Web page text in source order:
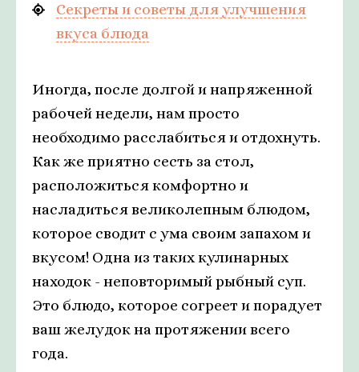
Секреты и советы для улучшения
вкуса блюда
Иногда, после долгой и напряженной
рабочей недели, нам просто
необходимо расслабиться и отдохнуть.
Как же приятно сесть за стол,
расположиться комфортно и
насладиться великолепным блюдом,
которое сводит с ума своим запахом и
вкусом! Одна из таких кулинарных
находок - неповторимый рыбный суп.
Это блюдо, которое согреет и порадует
ваш желудок на протяжении всего
года.